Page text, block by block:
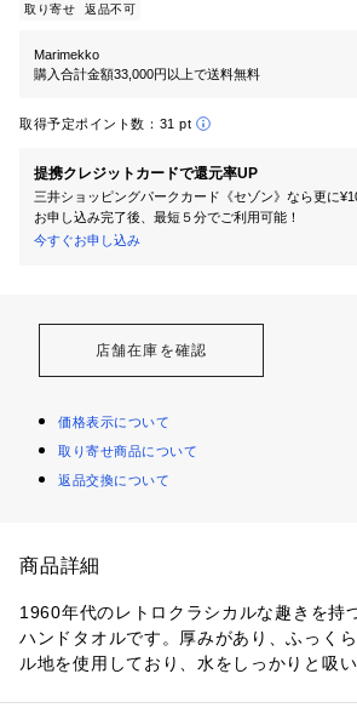
取り寄せ 返品不可
Marimekko
購入合計金額33,000円以上で送料無料
取得予定ポイント数： 31 pt
提携クレジットカードで還元率UP
三井ショッピングパークカード《セゾン》なら更に
お申し込み完了後、最短５分でご利用可能！
今すぐお申し込み
店舗在庫を確認
価格表示について
取り寄せ商品について
返品交換について
商品詳細
1960年代のレトロクラシカルな趣きを持
ハンドタオルです。厚みがあり、ふっく
ル地を使用しており、水をしっかりと吸